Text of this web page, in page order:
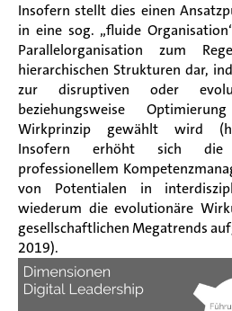
Insofern stellt dies einen
in eine sog. „fluide
Parallelorganisation zum
hierarchischen Strukturen dar,
zur disruptiven oder
beziehungsweise
Wirkprinzip gewählt wird
Insofern erhöht sich die
professionellem
von Potentialen in
wiederum die evolutionäre
gesellschaftlichen Megatrends
2019).